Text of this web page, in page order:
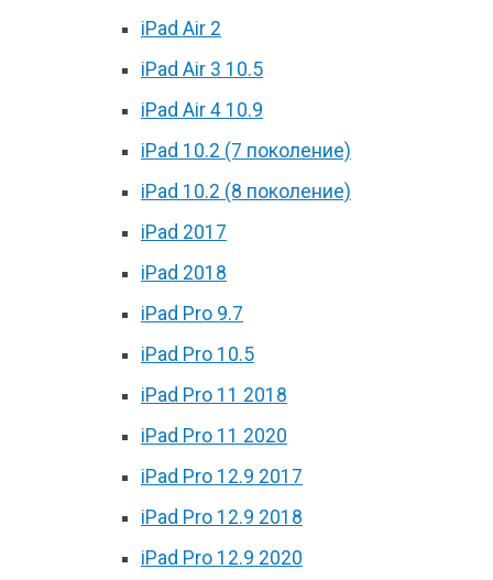
iPad Air 2
iPad Air 3 10.5
iPad Air 4 10.9
iPad 10.2 (7 поколение)
iPad 10.2 (8 поколение)
iPad 2017
iPad 2018
iPad Pro 9.7
iPad Pro 10.5
iPad Pro 11 2018
iPad Pro 11 2020
iPad Pro 12.9 2017
iPad Pro 12.9 2018
iPad Pro 12.9 2020